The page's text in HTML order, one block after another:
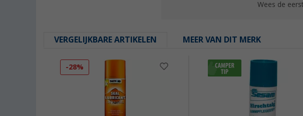
Wees de
VERGELIJKBARE ARTIKELEN MEER VAN DIT MERK
-28%